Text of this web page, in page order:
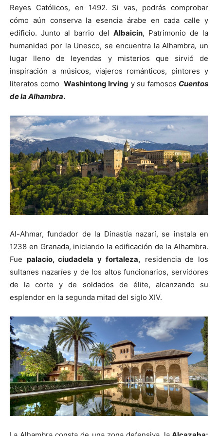
Reyes Católicos, en 1492. Si vas, podrás comprobar
cómo aún conserva la esencia árabe en cada calle y
edificio. Junto al barrio del Albaicín, Patrimonio de la
humanidad por la Unesco, se encuentra la Alhambra, un
lugar lleno de leyendas y misterios que sirvió de
inspiración a músicos, viajeros románticos, pintores y
literatos como Washintong Irving y su famosos Cuentos
de la Alhambra.
Al-Ahmar, fundador de la Dinastía nazarí, se instala en
1238 en Granada, iniciando la edificación de la Alhambra.
Fue palacio, ciudadela y fortaleza, residencia de los
sultanes nazaríes y de los altos funcionarios, servidores
de la corte y de soldados de élite, alcanzando su
esplendor en la segunda mitad del siglo XIV.